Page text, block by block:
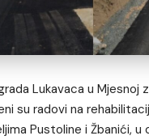
Lukavaca u Mjesnoj
su radovi na
Pustoline i Žbanići, u